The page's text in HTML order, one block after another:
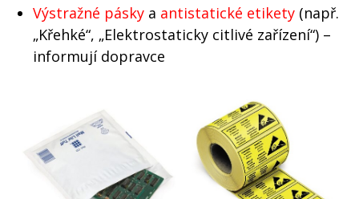
Výstražné pásky a antistatické etikety (např.
„Křehké“, „Elektrostaticky citlivé zařízení“) –
informují dopravce